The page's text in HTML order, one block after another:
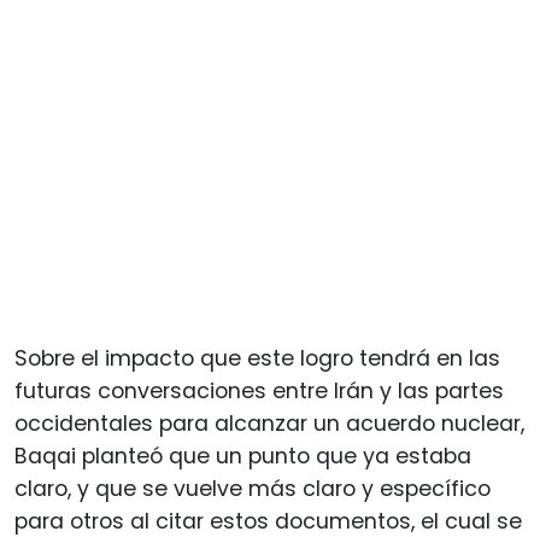
Sobre el impacto que este logro tendrá en las
futuras conversaciones entre Irán y las partes
occidentales para alcanzar un acuerdo nuclear,
Baqai planteó que un punto que ya estaba
claro, y que se vuelve más claro y específico
para otros al citar estos documentos, el cual se